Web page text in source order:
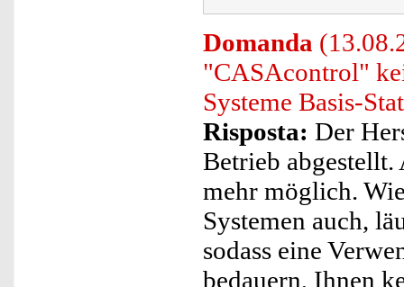
Domanda
"CASAcontrol"
Systeme Basis-
Risposta: Der
Betrieb
mehr möglich.
Systemen auch,
sodass eine
bedauern, Ihnen